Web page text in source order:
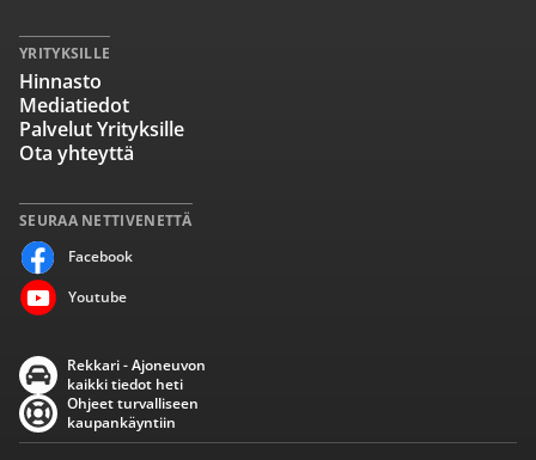
SEURAA NETTIVENETTÄ
Facebook
Youtube
YRITYKSILLE
Hinnasto
Mediatiedot
Palvelut Yrityksille
Ota yhteyttä
Rekkari - Ajoneuvon
kaikki tiedot heti
Ohjeet turvalliseen
kaupankäyntiin